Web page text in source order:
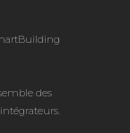
des